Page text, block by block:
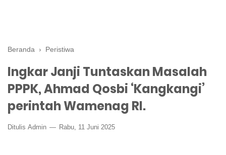
Beranda › Peristiwa
Ingkar Janji Tuntaskan Masalah
PPPK, Ahmad Qosbi ‘Kangkangi’
perintah Wamenag RI.
Ditulis Admin Rabu, 11 Juni 2025